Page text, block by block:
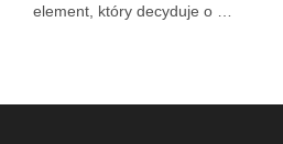
element, który decyduje o …